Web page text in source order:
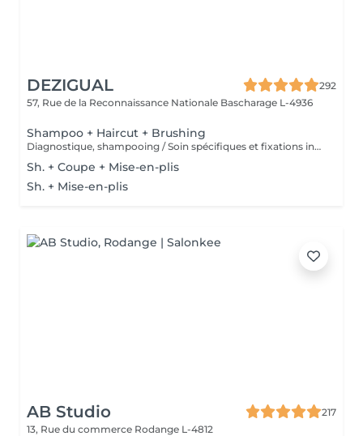
DEZIGUAL
292
57, Rue de la Reconnaissance Nationale Bascharage L-4936
Shampoo + Haircut + Brushing
Diagnostique, shampooing / Soin spécifiques et fixations inclus
Sh. + Coupe + Mise-en-plis
Sh. + Mise-en-plis
AB Studio
217
13, Rue du commerce Rodange L-4812